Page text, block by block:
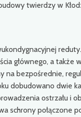
twierdzy w
głównego, a
na bezpośrednie,
dobudowano dwie
ostrzału i
schrony połączone